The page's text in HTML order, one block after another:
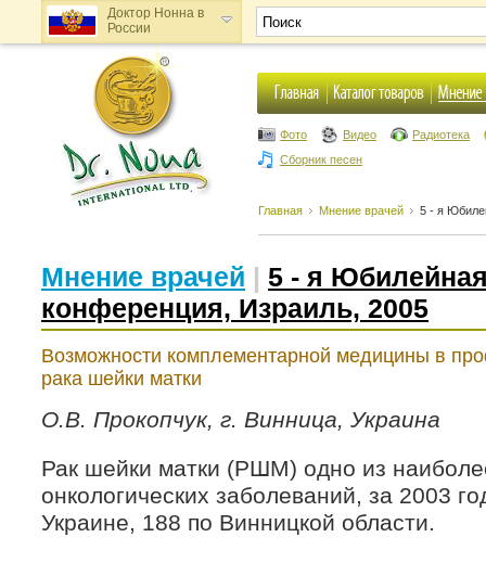
Доктор Нонна в
России
Доктор Нонна в
Украине
Фото Видео
Радиотека
Сборник песен
Главная Мнение врачей 5 - я
Мнение врачей | 5 - я
конференция, Израиль, 2005
Возможности комплементарной медицины в
рака шейки матки
О.В. Прокопчук, г. Винница, Украина
Рак шейки матки (РШМ) одно из
онкологических заболеваний, за 2003
Украине, 188 по Винницкой области.